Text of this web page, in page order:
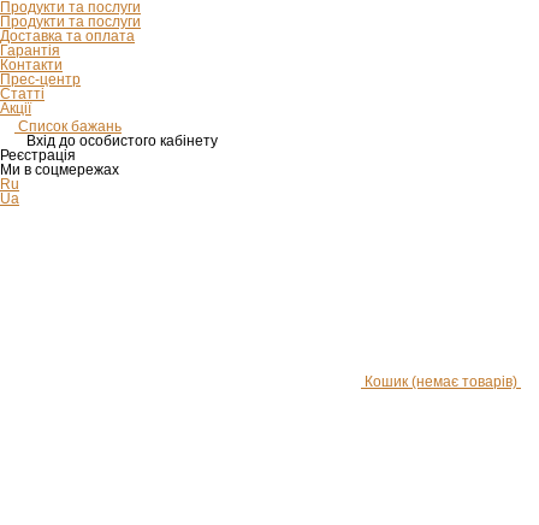
Продукти та послуги
Продукти та послуги
Доставка та оплата
Гарантія
Контакти
Прес-центр
Статті
Акції
Список бажань
Вхід до особистого кабінету
Реєстрація
Ми в соцмережах
Ru
Ua
Кошик (немає товарів)